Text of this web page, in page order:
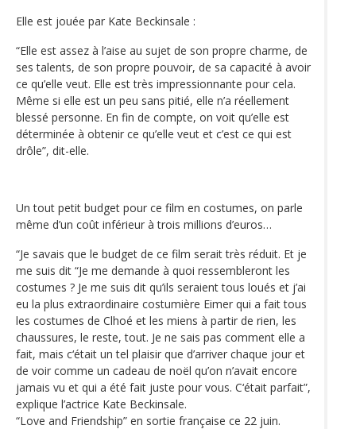
Elle est jouée par Kate Beckinsale :
“Elle est assez à l’aise au sujet de son propre charme, de
ses talents, de son propre pouvoir, de sa capacité à avoir
ce qu’elle veut. Elle est très impressionnante pour cela.
Même si elle est un peu sans pitié, elle n’a réellement
blessé personne. En fin de compte, on voit qu’elle est
déterminée à obtenir ce qu’elle veut et c’est ce qui est
drôle”, dit-elle.
Un tout petit budget pour ce film en costumes, on parle
même d’un coût inférieur à trois millions d’euros…
“Je savais que le budget de ce film serait très réduit. Et je
me suis dit “Je me demande à quoi ressembleront les
costumes ? Je me suis dit qu’ils seraient tous loués et j’ai
eu la plus extraordinaire costumière Eimer qui a fait tous
les costumes de Clhoé et les miens à partir de rien, les
chaussures, le reste, tout. Je ne sais pas comment elle a
fait, mais c‘était un tel plaisir que d’arriver chaque jour et
de voir comme un cadeau de noël qu’on n’avait encore
jamais vu et qui a été fait juste pour vous. C‘était parfait”,
explique l’actrice Kate Beckinsale.
“Love and Friendship” en sortie française ce 22 juin.